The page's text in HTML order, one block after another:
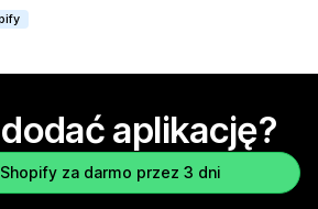
aplikację?
za darmo przez 3 dni